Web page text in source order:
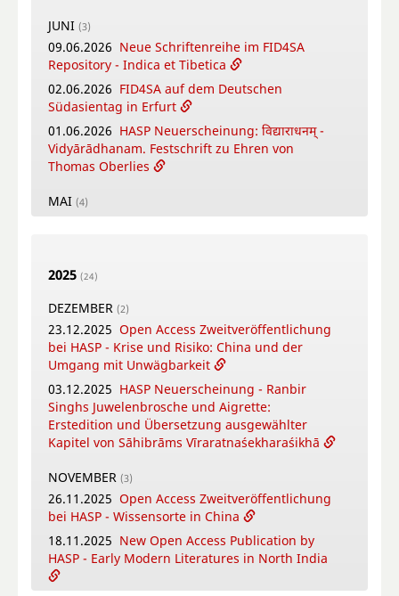
JUNI (3)
09.06.2026 Neue Schriftenreihe im FID4SA
Repository - Indica et Tibetica
02.06.2026 FID4SA auf dem Deutschen
Südasientag in Erfurt
01.06.2026 HASP Neuerscheinung: विद्याराधनम् -
Vidyārādhanam. Festschrift zu Ehren von
Thomas Oberlies
MAI (4)
in Worship
Term 2026
12.05.2026
New Open Access Publication by
HASP - Coṉṉa Vaṇṇam Ceyta Perumāḷ Temple
Inscriptions, Kāñcipuram
12.05.2026
Video-Tutorial - Die digitalen
Textsammlungen des FID Südasien
APRIL
16.04.2026 Online-Book Launch: The
collaborative writing of: "Crafting Potency": A
metadisciplinary approach to Sowa Rigpa
14.04.2026 New Open Access Publication by
HASP - Patriotic Education Bases in China.
Modes of Citizen Formation Between
2025 (24)
DEZEMBER (2)
23.12.2025 Open Access Zweitveröffentlichung
bei HASP - Krise und Risiko: China und der
Umgang mit Unwägbarkeit
03.12.2025 HASP Neuerscheinung - Ranbir
Singhs Juwelenbrosche und Aigrette:
Erstedition und Übersetzung ausgewählter
Kapitel von Sāhibrāms Vīraratnaśekharaśikhā
NOVEMBER (3)
26.11.2025 Open Access Zweitveröffentlichung
bei HASP - Wissensorte in China
18.11.2025 New Open Access Publication by
HASP - Early Modern Literatures in North India